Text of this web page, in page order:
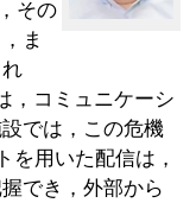
その
ま
，コミュニケーシ
では，この危機
を用いた配信は，
でき，外部から